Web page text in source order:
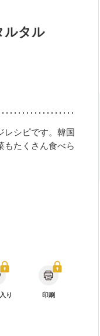
ルタル
レシピです。韓国
もたくさん食べら
り 印刷